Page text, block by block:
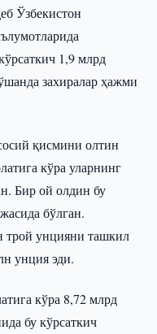
Ўзбекистон
1,9 млрд
захиралар ҳажми
қисмини олтин
кўра уларнинг
Бир ой олдин бу
бўлган.
унцияни ташкил
унция эди.
кўра 8,72 млрд
бу кўрсаткич